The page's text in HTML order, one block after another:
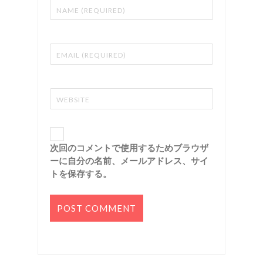
次回のコメントで使用するためブラウザ
ーに自分の名前、メールアドレス、サイ
トを保存する。